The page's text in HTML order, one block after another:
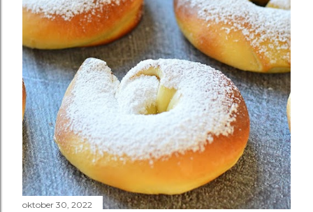
oktober 30, 2022